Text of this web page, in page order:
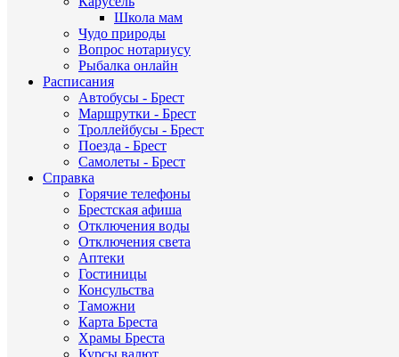
Школа мам
Чудо природы
Вопрос нотариусу
Рыбалка онлайн
Расписания
Автобусы - Брест
Маршрутки - Брест
Троллейбусы - Брест
Поезда - Брест
Самолеты - Брест
Справка
Горячие телефоны
Брестская афиша
Отключения воды
Отключения света
Аптеки
Гостиницы
Консульства
Таможни
Карта Бреста
Храмы Бреста
Курсы валют